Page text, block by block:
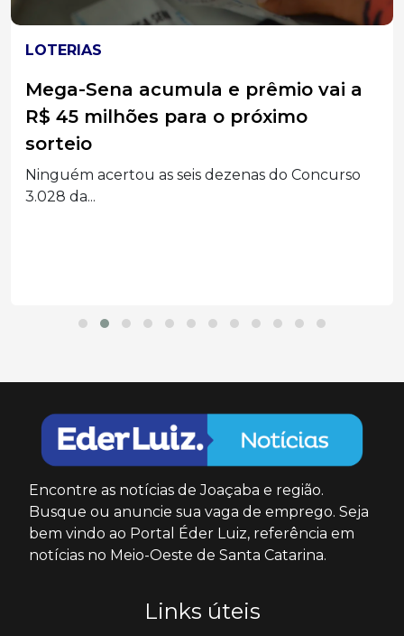
LOTERIAS
Mega-Sena acumula e prêmio vai a
R$ 45 milhões para o próximo
sorteio
Ninguém acertou as seis dezenas do Concurso
3.028 da...
Encontre as notícias de Joaçaba e região.
Busque ou anuncie sua vaga de emprego. Seja
bem vindo ao Portal Éder Luiz, referência em
notícias no Meio-Oeste de Santa Catarina.
Links úteis